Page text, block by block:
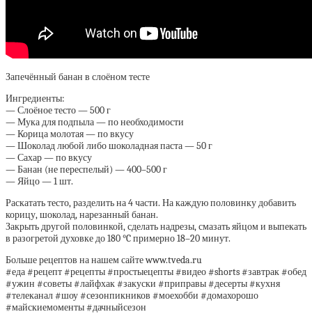
Запечённый банан в слоёном тесте
Ингредиенты:
— Слоёное тесто — 500 г
— Мука для подпыла — по необходимости
— Корица молотая — по вкусу
— Шоколад любой либо шоколадная паста — 50 г
— Сахар — по вкусу
— Банан (не переспелый) — 400–500 г
— Яйцо — 1 шт.
Раскатать тесто, разделить на 4 части. На каждую половинку добавить
корицу, шоколад, нарезанный банан.
Закрыть другой половинкой, сделать надрезы, смазать яйцом и выпекать
в разогретой духовке до 180 °C примерно 18–20 минут.
Больше рецептов на нашем сайте www.tveda.ru
#еда #рецепт #рецепты #простыецепты #видео #shorts #завтрак #обед
#ужин #советы #лайфхак #закуски #приправы #десерты #кухня
#телеканал #шоу #сeзoнпикников #моехобби #домахорошо
#майскиемоменты #дачныйсезон